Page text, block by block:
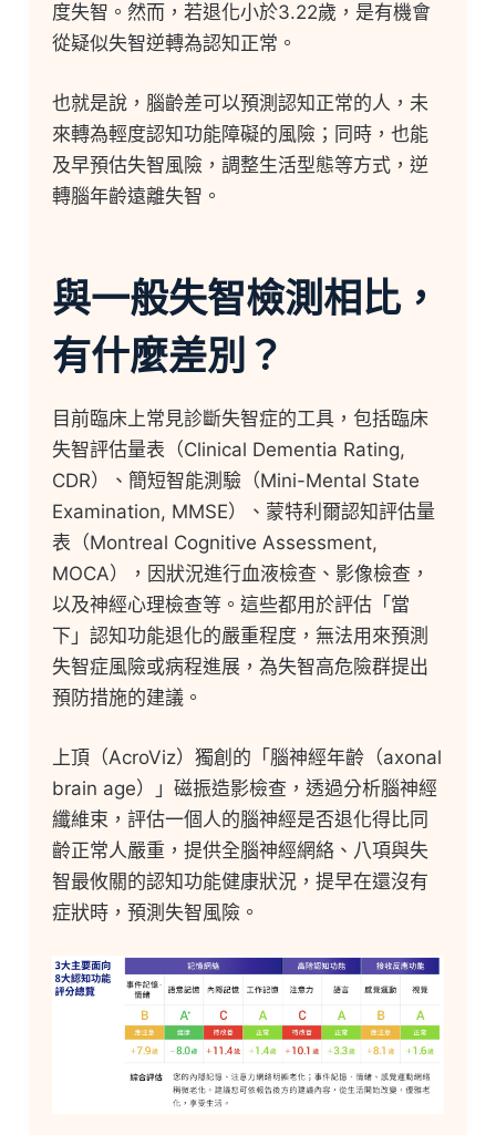
度失智。然而，若退化小於3.22歲，是有機會
從疑似失智逆轉為認知正常。
也就是說，腦齡差可以預測認知正常的人，未
來轉為輕度認知功能障礙的風險；同時，也能
及早預估失智風險，調整生活型態等方式，逆
轉腦年齡遠離失智。
與一般失智檢測相比，
有什麼差別？
目前臨床上常見診斷失智症的工具，包括臨床
失智評估量表（Clinical Dementia Rating,
CDR）、簡短智能測驗（Mini-Mental State
Examination, MMSE）、蒙特利爾認知評估量
表（Montreal Cognitive Assessment,
MOCA），因狀況進行血液檢查、影像檢查，
以及神經心理檢查等。這些都用於評估「當
下」認知功能退化的嚴重程度，無法用來預測
失智症風險或病程進展，為失智高危險群提出
預防措施的建議。
上頂（AcroViz）獨創的「腦神經年齡（axonal
brain age）」磁振造影檢查，透過分析腦神經
纖維束，評估一個人的腦神經是否退化得比同
齡正常人嚴重，提供全腦神經網絡、八項與失
智最攸關的認知功能健康狀況，提早在還沒有
症狀時，預測失智風險。